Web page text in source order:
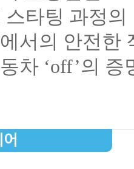
스타팅 과정의
서의 안전한
차 ‘off’의 증